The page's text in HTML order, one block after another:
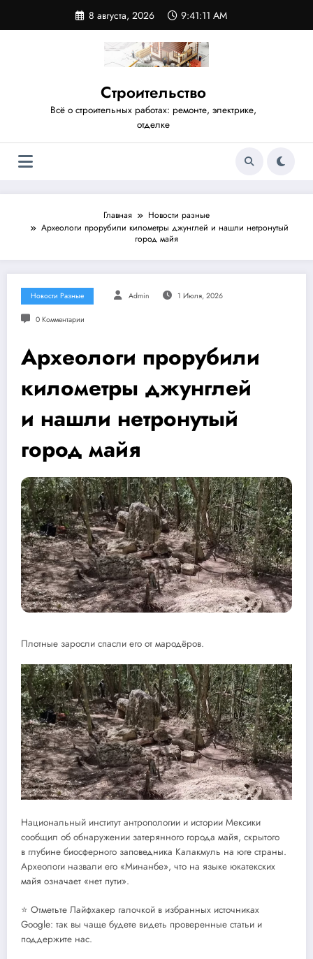
содержимому
8 августа, 2026 9:41:12 AM
Строительство
Всё о строительных работах: ремонте, электрике,
отделке
Главная
Новости разные
Археологи прорубили километры джунглей и нашли нетронутый
город майя
Новости Разные Admin 1 Июля, 2026
0 Комментарии
Археологи прорубили
километры джунглей
и нашли нетронутый
город майя
Плотные заросли спасли его от мародёров.
Национальный институт антропологии и истории Мексики
сообщил об обнаружении затерянного города майя, скрытого
в глубине биосферного заповедника Калакмуль на юге страны.
Археологи назвали его «Минанбе», что на языке юкатекских
майя означает «нет пути».
⭐ Отметьте Лайфхакер галочкой в избранных источниках
Google: так вы чаще будете видеть проверенные статьи и
поддержите нас.